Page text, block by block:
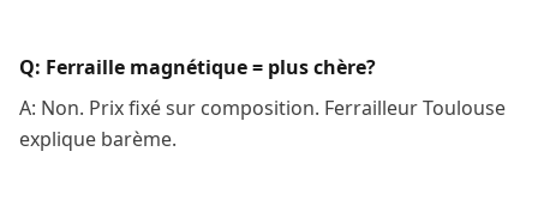
Q: Ferraille magnétique = plus chère?
A: Non. Prix fixé sur composition. Ferrailleur Toulouse
explique barème.